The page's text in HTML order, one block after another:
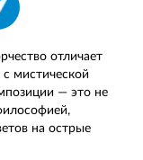
отличает
мистической
— это не
на острые